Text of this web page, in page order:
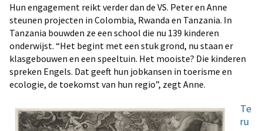
Hun engagement reikt verder dan de VS. Peter en Anne
steunen projecten in Colombia, Rwanda en Tanzania. In
Tanzania bouwden ze een school die nu 139 kinderen
onderwijst. “Het begint met een stuk grond, nu staan er
klasgebouwen en een speeltuin. Het mooiste? Die kinderen
spreken Engels. Dat geeft hun jobkansen in toerisme en
ecologie, de toekomst van hun regio”, zegt Anne.
Te
ru